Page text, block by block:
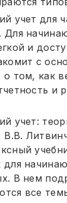
учет для
Для
и
с
о том, как
и
учет:
для
В нем
все